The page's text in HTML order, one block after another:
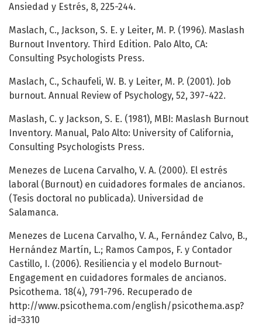
Ansiedad y Estrés, 8, 225-244.
Maslach, C., Jackson, S. E. y Leiter, M. P. (1996). Maslash
Burnout Inventory. Third Edition. Palo Alto, CA:
Consulting Psychologists Press.
Maslach, C., Schaufeli, W. B. y Leiter, M. P. (2001). Job
burnout. Annual Review of Psychology, 52, 397-422.
Maslash, C. y Jackson, S. E. (1981), MBI: Maslash Burnout
Inventory. Manual, Palo Alto: University of California,
Consulting Psychologists Press.
Menezes de Lucena Carvalho, V. A. (2000). El estrés
laboral (Burnout) en cuidadores formales de ancianos.
(Tesis doctoral no publicada). Universidad de
Salamanca.
Menezes de Lucena Carvalho, V. A., Fernández Calvo, B.,
Hernández Martín, L.; Ramos Campos, F. y Contador
Castillo, I. (2006). Resiliencia y el modelo Burnout-
Engagement en cuidadores formales de ancianos.
Psicothema. 18(4), 791-796. Recuperado de
http://www.psicothema.com/english/psicothema.asp?
id=3310